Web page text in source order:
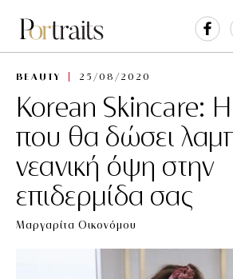
BEAUTY 25/08/2020
Korean Skincare:
που θα δώσει
νεανική όψη στην
επιδερμίδα σας
Μαργαρίτα Οικονόμου